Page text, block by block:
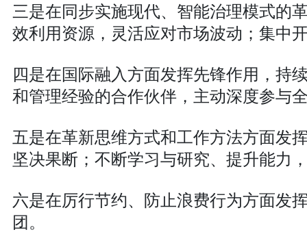
三是在同步实施现代、智能治理模式的
效利用资源，灵活应对市场波动；集中
四是在国际融入方面发挥先锋作用，持
和管理经验的合作伙伴，主动深度参与
五是在革新思维方式和工作方法方面发
坚决果断；不断学习与研究、提升能力
六是在厉行节约、防止浪费行为方面发
团。